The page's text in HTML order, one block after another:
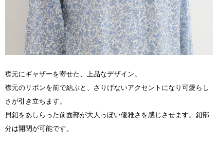
襟元にギャザーを寄せた、上品なデザイン。
襟元のリボンを前で結ぶと、さりげないアクセントになり可愛らし
さが引き立ちます。
貝釦をあしらった前面部が大人っぽい優雅さを感じさせます。釦部
分は開閉が可能です。